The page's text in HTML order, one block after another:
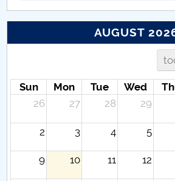
AUGUST
Sun Mon Tue Wed
26
27 28 29
2 3 4 5
9 10 11 12